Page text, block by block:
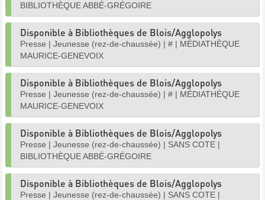
BIBLIOTHÈQUE ABBÉ-GRÉGOIRE
Disponible à Bibliothèques de Blois/Agglopolys
Presse | Jeunesse (rez-de-chaussée) | # | MÉDIATHÈQUE
MAURICE-GENEVOIX
Disponible à Bibliothèques de Blois/Agglopolys
Presse | Jeunesse (rez-de-chaussée) | # | MÉDIATHÈQUE
MAURICE-GENEVOIX
Disponible à Bibliothèques de Blois/Agglopolys
Presse | Jeunesse (rez-de-chaussée) | SANS COTE |
BIBLIOTHÈQUE ABBÉ-GRÉGOIRE
Disponible à Bibliothèques de Blois/Agglopolys
Presse | Jeunesse (rez-de-chaussée) | SANS COTE |